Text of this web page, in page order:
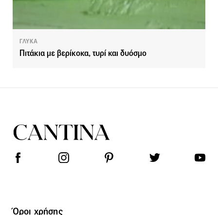
ΓΛΥΚΑ
Πιτάκια με βερίκοκα, τυρί και δυόσμο
Όροι χρήσης